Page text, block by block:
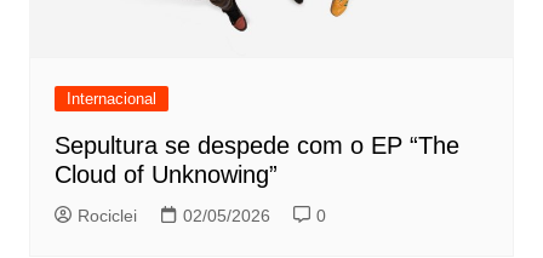
Internacional
Sepultura se despede com o EP “The
Cloud of Unknowing”
Rociclei 02/05/2026 0